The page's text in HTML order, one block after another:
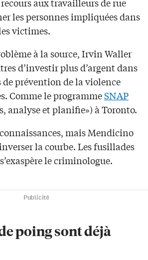
les personnes impliquées dans
victimes.
à la source, Irvin Waller
d’investir plus d’argent dans
de prévention de la violence
Comme le programmeSNAP
analyse et planifie») à Toronto.
mais Mendicino
la courbe. Les fusillades
le criminologue.
Publicité
poing sont déjà